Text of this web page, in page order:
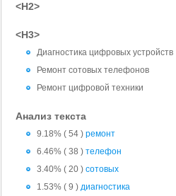
<H2>
<H3>
Диагностика цифровых устройств
Ремонт сотовых телефонов
Ремонт цифровой техники
Анализ текста
9.18% ( 54 ) ремонт
6.46% ( 38 ) телефон
3.40% ( 20 ) сотовых
1.53% ( 9 ) диагностика